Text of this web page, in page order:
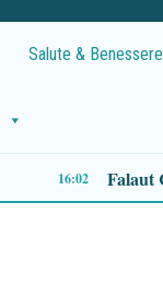
Salute & Benessere
Invento Ruralis entra nel vivo: volontari europei, artisti e comunità abitano la Valle del Tanagro